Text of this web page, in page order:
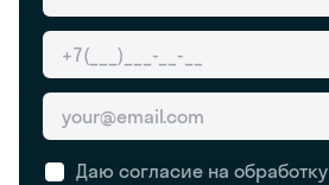
Даю согласие на обработку